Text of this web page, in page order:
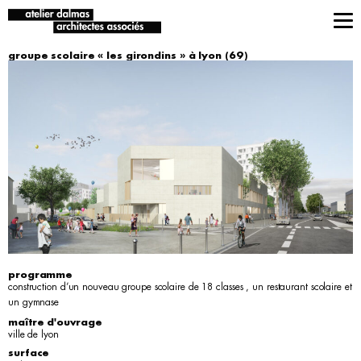
groupe scolaire « les girondins » à lyon (69)
programme
construction d’un nouveau groupe scolaire de 18 classes , un restaurant scolaire et
un gymnase
maître d'ouvrage
ville de lyon
surface